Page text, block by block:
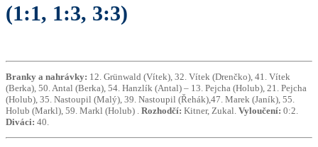
(1:1, 1:3, 3:3)
Branky a nahrávky: 12. Grünwald (Vítek), 32. Vítek (Drenčko), 41. Vítek
(Berka), 50. Antal (Berka), 54. Hanzlík (Antal) – 13. Pejcha (Holub), 21. Pejcha
(Holub), 35. Nastoupil (Malý), 39. Nastoupil (Řehák),47. Marek (Janík), 55.
Holub (Markl), 59. Markl (Holub) . Rozhodčí: Kitner, Zukal. Vyloučení: 0:2.
Diváci: 40.